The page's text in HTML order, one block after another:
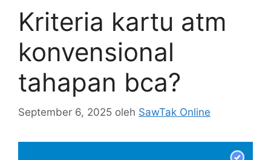
Kriteria kartu atm
konvensional
tahapan bca?
September 6, 2025 oleh SawTak Online